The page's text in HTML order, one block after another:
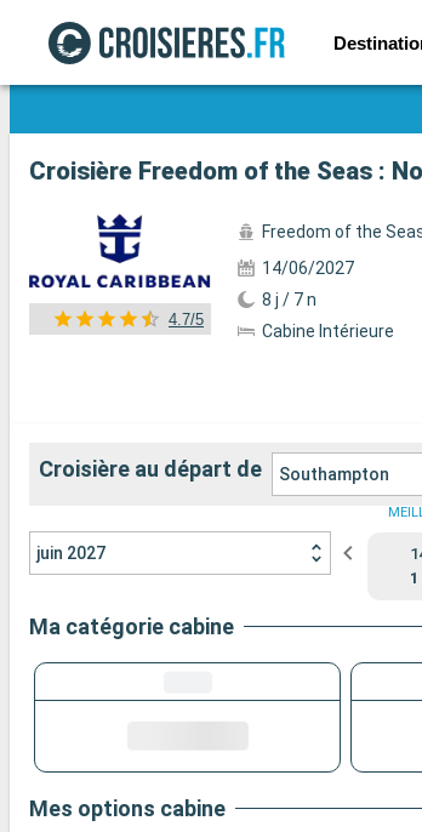
Voir les 73 autres photos
Croisière Freedom of the Seas :
4.7/5
Freedom of the
14/06/2027
8 j / 7 n
Cabine Intérieure
Croisière au départ de Southampton
juin 2027
1
Ma catégorie cabine
Mes options cabine